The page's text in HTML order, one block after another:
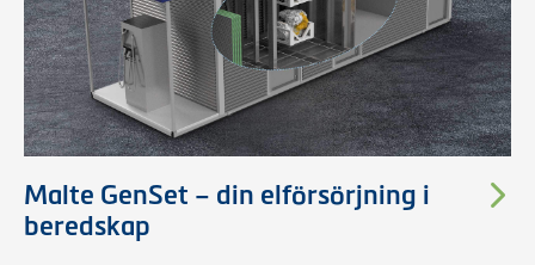
Malte GenSet – din elförsörjning i
beredskap